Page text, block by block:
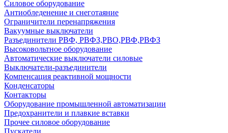
Силовое оборудование
Антиобледенение и снеготаяние
Ограничители перенапряжения
Вакуумные выключатели
Разъединители РВФ, РВФЗ,РВО,РВФ,РВФЗ
Высоковольтное оборудование
Автоматические выключатели cиловые
Выключатели-разъединители
Компенсация реактивной мощности
Конденсаторы
Контакторы
Оборудование промышленной автоматизации
Предохранители и плавкие вставки
Прочее силовое оборудование
Пускатели